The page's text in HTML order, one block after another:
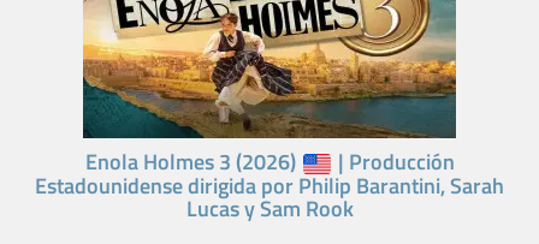
Enola Holmes 3 (2026) | Producción
Estadounidense dirigida por Philip Barantini, Sarah
Lucas y Sam Rook